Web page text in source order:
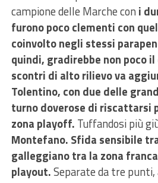
campione delle Marche con i
furono poco clementi con
coinvolto negli stessi
quindi, gradirebbe non poco
scontri di alto rilievo va
Tolentino, con due delle
turno doverose di riscattarsi
zona playoff. Tuffandosi più
Montefano. Sfida sensibile
galleggiano tra la zona
playout.Separate da tre